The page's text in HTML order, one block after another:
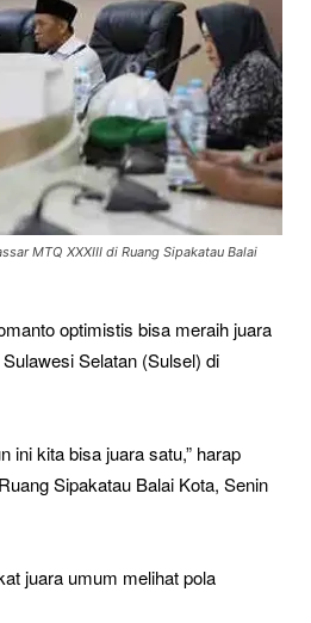
MTQ XXXIII di Ruang Sipakatau Balai
optimistis bisa meraih juara
Selatan (Sulsel) di
ini kita bisa juara satu,” harap
Sipakatau Balai Kota, Senin
juara umum melihat pola